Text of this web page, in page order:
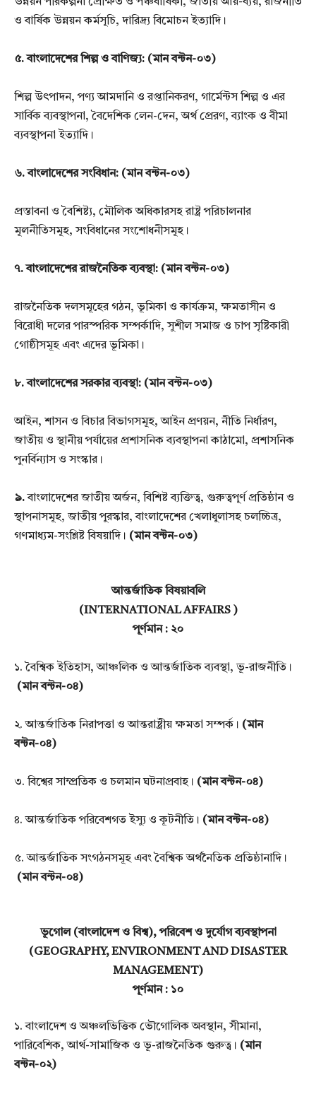
ও বার্ষিক উন্নয়ন কর্মসূচি, দারিদ্র্য বিমোচনইত্যাদি।
৫. বাংলাদেশের শিল্প ও বাণিজ্য: (মান বন্টন-০৩)
শিল্প উৎপাদন, পণ্য আমদানি ও রপ্তানিকরণ, গার্মেন্টস শিল্প ও এর
সার্বিক ব্যবস্থাপনা, বৈদেশিক লেন-দেন, অর্থ প্রেরণ, ব্যাংক ও বীমা
ব্যবস্থাপনা ইত্যাদি।
৬. বাংলাদেশের সংবিধান: (মান বন্টন-০৩)
প্রস্তাবনা ও বৈশিষ্ট্য, মৌলিক অধিকারসহ রাষ্ট্র পরিচালনার
মূলনীতিসমূহ, সংবিধানের সংশোধনীসমূহ।
৭. বাংলাদেশের রাজনৈতিক ব্যবস্থা: (মান বন্টন-০৩)
রাজনৈতিক দলসমূহের গঠন, ভূমিকা ও কার্যক্রম, ক্ষমতাসীন ও
বিরোধী দলের পারস্পরিক সম্পর্কাদি, সুশীল সমাজ ও চাপ সৃষ্টিকারী
গোষ্ঠীসমূহ এবং এদের ভূমিকা।
৮. বাংলাদেশের সরকার ব্যবস্থা: (মান বন্টন-০৩)
আইন, শাসন ও বিচার বিভাগসমূহ, আইন প্রণয়ন, নীতি নির্ধারণ,
জাতীয় ও স্থানীয় পর্যায়ের প্রশাসনিক ব্যবস্থাপনাকাঠামো, প্রশাসনিক
পুনর্বিন্যাস ও সংস্কার।
৯.বাংলাদেশের জাতীয় অর্জন, বিশিষ্ট ব্যক্তিত্ব, গুরুত্বপূর্ণ প্রতিষ্ঠান ও
স্থাপনাসমূহ, জাতীয় পুরস্কার, বাংলাদেশেরখেলাধুলাসহ চলচ্চিত্র,
গণমাধ্যম-সংশ্লিষ্ট বিষয়াদি। (মান বন্টন-০৩)
আন্তর্জাতিক বিষয়াবলি
(INTERNATIONAL AFFAIRS )
পূর্ণমান : ২০
১. বৈশ্বিক ইতিহাস, আঞ্চলিক ও আন্তর্জাতিক ব্যবস্থা, ভূ-রাজনীতি।
(মান বন্টন-০৪)
২. আন্তর্জাতিক নিরাপত্তা ও আন্তরাষ্ট্রীয় ক্ষমতা সম্পর্ক। (মান
বন্টন-০৪)
৩. বিশ্বের সাম্প্রতিক ও চলমান ঘটনাপ্রবাহ। (মান বন্টন-০৪)
৪. আন্তর্জাতিক পরিবেশগত ইস্যু ও কূটনীতি। (মান বন্টন-০৪)
৫. আন্তর্জাতিক সংগঠনসমূহ এবং বৈশ্বিক অর্থনৈতিক প্রতিষ্ঠানাদি।
(মান বন্টন-০৪)
ভূগোল (বাংলাদেশ ও বিশ্ব), পরিবেশ ও দুর্যোগ ব্যবস্থাপনা
(GEOGRAPHY, ENVIRONMENT AND DISASTER
MANAGEMENT)
পূর্ণমান : ১০
১. বাংলাদেশ ও অঞ্চলভিত্তিক ভৌগোলিক অবস্থান, সীমানা,
পারিবেশিক, আর্থ-সামাজিক ও ভূ-রাজনৈতিক গুরুত্ব । (মান
বন্টন-০২)